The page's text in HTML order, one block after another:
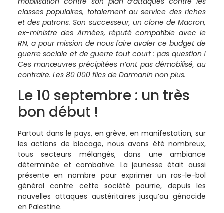
classes populaires, totalement au service des riches
et des patrons. Son successeur, un clone de Macron,
ex-ministre des Armées, réputé compatible avec le
RN, a pour mission de nous faire avaler ce budget de
guerre sociale et de guerre tout court : pas question !
Ces manœuvres précipitées n’ont pas démobilisé, au
contraire. Les 80 000 flics de Darmanin non plus.
Le 10 septembre : un très
bon début !
Partout dans le pays, en grève, en manifestation, sur
les actions de blocage, nous avons été nombreux,
tous secteurs mélangés, dans une ambiance
déterminée et combative. La jeunesse était aussi
présente en nombre pour exprimer un ras-le-bol
général contre cette société pourrie, depuis les
nouvelles attaques austéritaires jusqu’au génocide
en Palestine.